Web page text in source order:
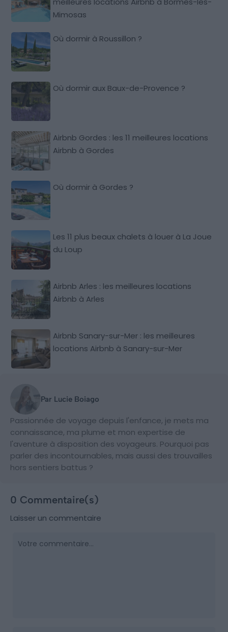
Mimosas
Où dormir à Roussillon ?
Où dormir aux Baux-de-Provence ?
Airbnb Gordes : les 11 meilleures locations
Airbnb à Gordes
Où dormir à Gordes ?
Les 11 plus beaux chalets à louer à La Joue
du Loup
Airbnb Arles : les meilleures locations
Airbnb à Arles
Airbnb Sanary-sur-Mer : les meilleures
locations Airbnb à Sanary-sur-Mer
Par Lucie Boiago
Passionnée de voyage depuis l'enfance, je mets ma
connaissance, ma plume et mon expertise de
l'aventure à disposition des voyageurs. Pourquoi pas
parler des incontournables, mais aussi des trouvailles
hors sentiers battus ?
0 Commentaire(s)
Laisser un commentaire